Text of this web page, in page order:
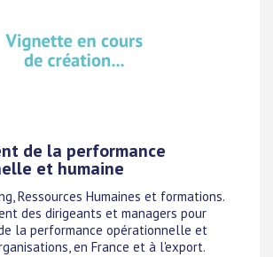
de la performance
et humaine
Ressources Humaines et formations.
des dirigeants et managers pour
la performance opérationnelle et
en France et à l'export.